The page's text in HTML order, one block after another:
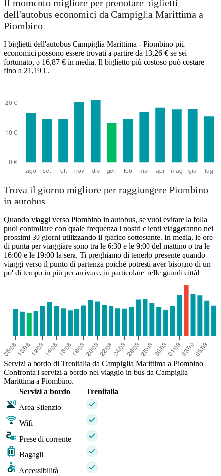
Il momento migliore per prenotare biglietti
dell'autobus economici da Campiglia Marittima a
Piombino
I biglietti dell'autobus Campiglia Marittima - Piombino più
economici possono essere trovati a partire da 13,26 € se sei
fortunato, o 16,87 € in media. Il biglietto più costoso può costare
fino a 21,19 €.
Trova il giorno migliore per raggiungere Piombino
in autobus
Quando viaggi verso Piombino in autobus, se vuoi evitare la folla
puoi controllare con quale frequenza i nostri clienti viaggeranno nei
prossimi 30 giorni utilizzando il grafico sottostante. In media, le ore
di punta per viaggiare sono tra le 6:30 e le 9:00 del mattino o tra le
16:00 e le 19:00 la sera. Ti preghiamo di tenerlo presente quando
viaggi verso il punto di partenza poiché potresti aver bisogno di un
po' di tempo in più per arrivare, in particolare nelle grandi città!
Servizi a bordo di Trenitalia da Campiglia Marittima a Piombino
Confronta i servizi a bordo nel viaggio in bus da Campiglia
Marittima a Piombino.
Servizi a bordo
Trenitalia
Area Silenzio
Wifi
Prese di corrente
Bagagli
Accessibilità